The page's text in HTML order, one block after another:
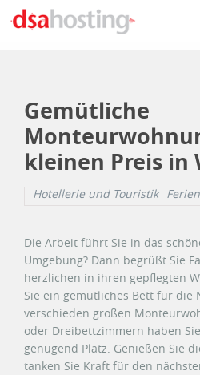
Gemütliche
kleinen Preis in
Hotellerie und Touristik
Die Arbeit führt Sie in das
Umgebung? Dann begrüßt Sie
herzlichen in ihren gepflegten
Sie ein gemütliches Bett für die
verschieden großen
oder Dreibettzimmern haben
genügend Platz. Genießen Sie
tanken Sie Kraft für den